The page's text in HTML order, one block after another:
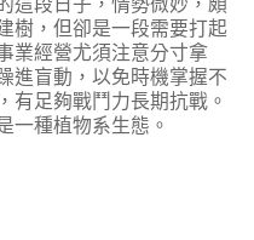
樹，但卻是一段需要打起
業經營尤須注意分寸拿
進盲動，以免時機掌握不
有足夠戰鬥力長期抗戰。
一種植物系生態。